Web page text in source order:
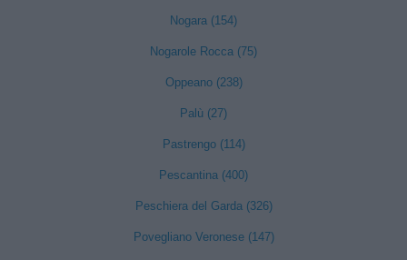
Nogara (154)
Nogarole Rocca (75)
Oppeano (238)
Palù (27)
Pastrengo (114)
Pescantina (400)
Peschiera del Garda (326)
Povegliano Veronese (147)